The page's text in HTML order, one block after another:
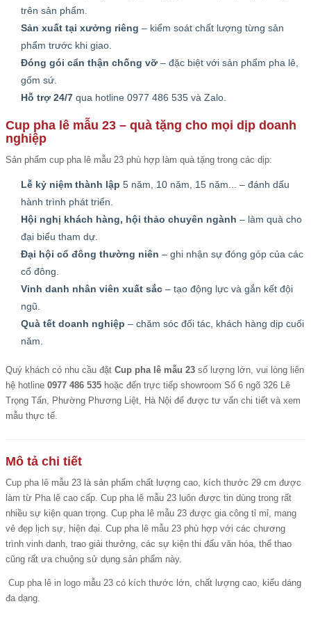
trên sản phẩm.
Sản xuất tại xưởng riêng – kiểm soát chất lượng từng sản
phẩm trước khi giao.
Đóng gói cẩn thận chống vỡ – đặc biệt với sản phẩm pha lê,
gốm sứ.
Hỗ trợ 24/7 qua hotline 0977 486 535 và Zalo.
Cup pha lê mẫu 23 – quà tặng cho mọi dịp doanh
nghiệp
Sản phẩm cup pha lê mẫu 23 phù hợp làm quà tặng trong các dịp:
Lễ kỷ niệm thành lập 5 năm, 10 năm, 15 năm... – đánh dấu
hành trình phát triển.
Hội nghị khách hàng, hội thảo chuyên ngành – làm quà cho
đại biểu tham dự.
Đại hội cổ đông thường niên – ghi nhận sự đóng góp của các
cổ đông.
Vinh danh nhân viên xuất sắc – tạo động lực và gắn kết đội
ngũ.
Quà tết doanh nghiệp – chăm sóc đối tác, khách hàng dịp cuối
năm.
Quý khách có nhu cầu đặt Cup pha lê mẫu 23 số lượng lớn, vui lòng liên
hệ hotline 0977 486 535 hoặc đến trực tiếp showroom Số 6 ngõ 326 Lê
Trọng Tấn, Phường Phương Liệt, Hà Nội để được tư vấn chi tiết và xem
mẫu thực tế.
Mô tả chi tiết
Cup pha lê mẫu 23 là sản phẩm chất lượng cao, kích thước 29 cm được
làm từ Pha lê cao cấp. Cup pha lê mẫu 23 luôn được tin dùng trong rất
nhiều sự kiện quan trọng. Cup pha lê mẫu 23 được gia công tỉ mỉ, mang
vẻ đẹp lịch sự, hiện đại. Cup pha lê mẫu 23 phù hợp với các chương
trình vinh danh, trao giải thưởng, các sự kiện thi đấu văn hóa, thể thao
cũng rất ưa chuộng sử dụng sản phẩm này.
Cup pha lê in logo mẫu 23 có kích thước lớn, chất lượng cao, kiểu dáng
đa dạng.